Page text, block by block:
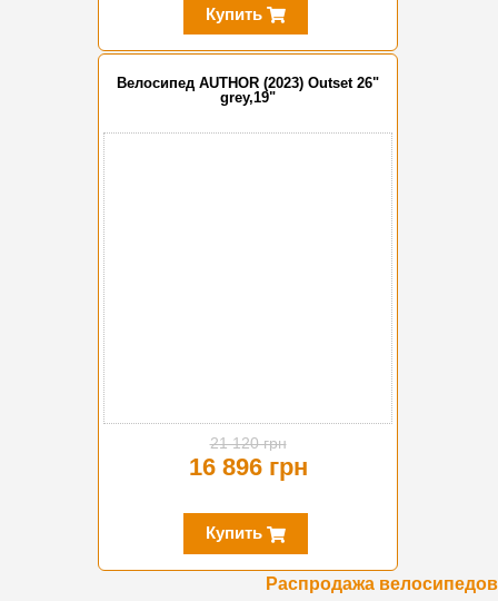
Купить
Велосипед AUTHOR (2023) Outset 26"
grey,19"
21 120 грн
16 896 грн
Купить
Распродажа велосипедов